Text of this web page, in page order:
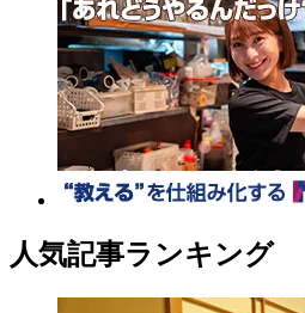
人気記事ランキング